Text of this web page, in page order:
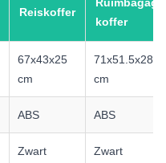
Reiskoffer
koffer
67x43x25
cm
71x51.5x28
cm
ABS ABS
Zwart Zwart